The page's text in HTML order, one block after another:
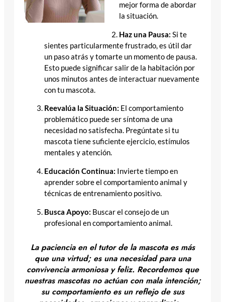
mejor forma de abordar
la situación.
Haz una Pausa: Si te
sientes particularmente frustrado, es útil dar
un paso atrás y tomarte un momento de pausa.
Esto puede significar salir de la habitación por
unos minutos antes de interactuar nuevamente
con tu mascota.
Reevalúa la Situación: El comportamiento
problemático puede ser síntoma de una
necesidad no satisfecha. Pregúntate si tu
mascota tiene suficiente ejercicio, estímulos
mentales y atención.
Educación Continua: Invierte tiempo en
aprender sobre el comportamiento animal y
técnicas de entrenamiento positivo.
Busca Apoyo: Buscar el consejo de un
profesional en comportamiento animal.
La paciencia en el tutor de la mascota es más
que una virtud; es una necesidad para una
convivencia armoniosa y feliz. Recordemos que
nuestras mascotas no actúan con mala intención;
su comportamiento es un reflejo de sus